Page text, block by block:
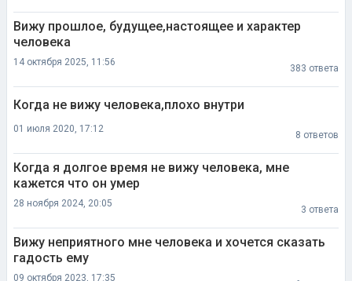
Вижу прошлое, будущее,настоящее и характер
человека
14 октября 2025, 11:56
383 ответа
Когда не вижу человека,плохо внутри
01 июля 2020, 17:12
8 ответов
Когда я долгое время не вижу человека, мне
кажется что он умер
28 ноября 2024, 20:05
3 ответа
Вижу неприятного мне человека и хочется сказать
гадость ему
09 октября 2023, 17:35